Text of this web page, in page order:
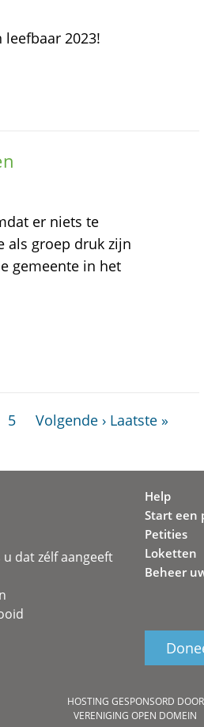
leefbaar 2023!
er niets te
als groep druk zijn
gemeente in het
5 Volgende › Laatste »
dat zélf aangeeft
Help
Start een
Petities
Loketten
Beheer
HOSTING GESPONSORD DOOR
VERENIGING OPEN DOMEIN